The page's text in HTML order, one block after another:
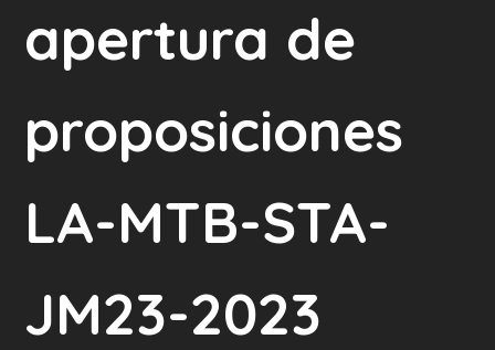
apertura de
proposiciones
LA-MTB-STA-
JM23-2023